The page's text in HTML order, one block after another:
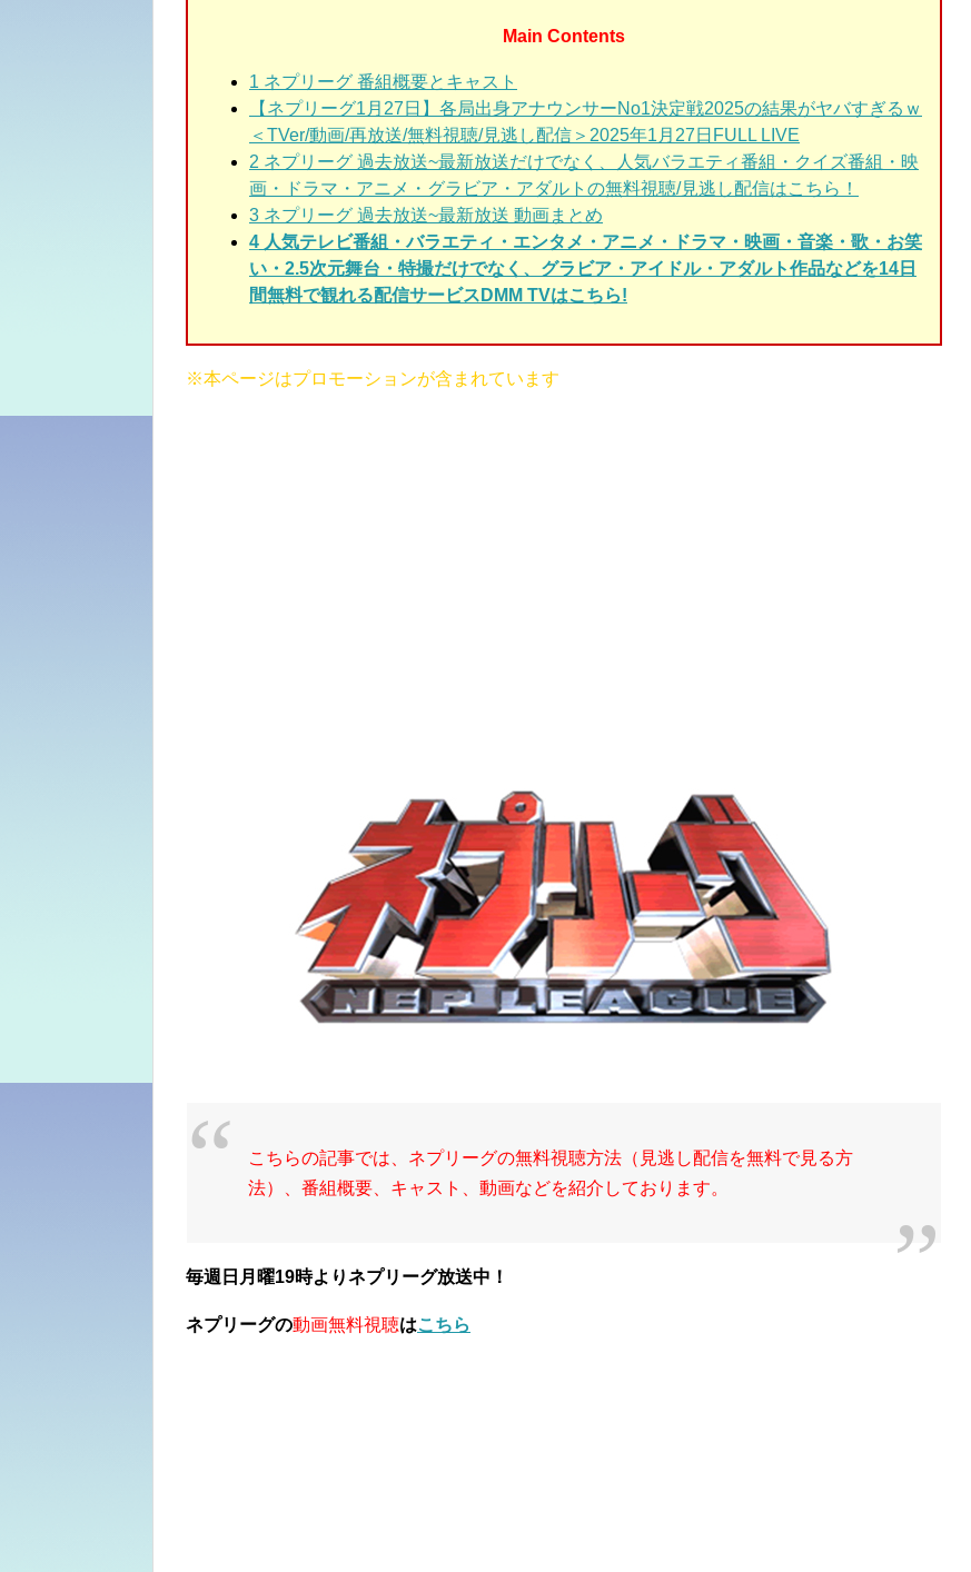
Main Contents
1 ネプリーグ 番組概要とキャスト
【ネプリーグ1月27日】各局出身アナウンサーNo1決定戦2025の結果がヤバすぎるｗ
＜TVer/動画/再放送/無料視聴/見逃し配信＞2025年1月27日FULL LIVE
2 ネプリーグ 過去放送~最新放送だけでなく、人気バラエティ番組・クイズ番組・映
画・ドラマ・アニメ・グラビア・アダルトの無料視聴/見逃し配信はこちら！
3 ネプリーグ 過去放送~最新放送 動画まとめ
4 人気テレビ番組・バラエティ・エンタメ・アニメ・ドラマ・映画・音楽・歌・お笑
い・2.5次元舞台・特撮だけでなく、グラビア・アイドル・アダルト作品などを14日
間無料で観れる配信サービスDMM TVはこちら!
※本ページはプロモーションが含まれています
こちらの記事では、ネプリーグの無料視聴方法（見逃し配信を無料で見る方
法）、番組概要、キャスト、動画などを紹介しております。
毎週日 月曜19時よりネプリーグ放送中！
ネプリーグの動画無料視聴はこちら